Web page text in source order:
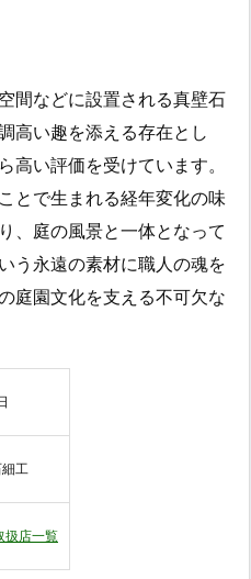
間などに設置される真壁石
高い趣を添える存在とし
高い評価を受けています。
とで生まれる経年変化の味
、庭の風景と一体となって
う永遠の素材に職人の魂を
庭園文化を支える不可欠な
工
扱店一覧